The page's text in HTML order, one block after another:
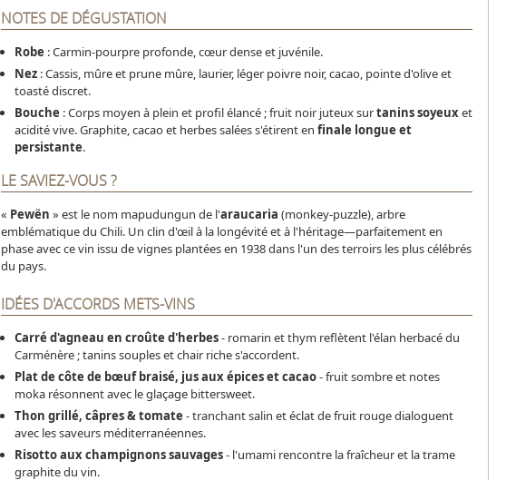
NOTES DE DÉGUSTATION
Robe : Carmin-pourpre profonde, cœur dense et juvénile.
Nez: Cassis, mûre et prune mûre, laurier, léger poivre noir, cacao, pointe d'olive et
toasté discret.
Bouche : Corps moyen à plein et profil élancé ; fruit noir juteux surtanins soyeuxet
acidité vive. Graphite, cacao et herbes salées s'étirent en finale longue et
persistante.
LE SAVIEZ-VOUS ?
« Pewën » est le nom mapudungun de l'araucaria (monkey-puzzle), arbre
emblématique du Chili. Un clin d'œil à la longévité et à l'héritage—parfaitement en
phase avec ce vin issu de vignes plantées en 1938 dans l'un des terroirs les plus célébrés
du pays.
IDÉES D'ACCORDS METS-VINS
Carré d'agneau en croûte d'herbes- romarin et thym reflètent l'élan herbacé du
Carménère ; tanins souples et chair riche s'accordent.
Plat de côte de bœuf braisé, jus aux épices et cacao- fruit sombre et notes
moka résonnent avec le glaçage bittersweet.
Thon grillé, câpres & tomate - tranchant salin et éclat de fruit rouge dialoguent
avec les saveurs méditerranéennes.
Risotto aux champignons sauvages- l'umami rencontre la fraîcheur et la trame
graphite du vin.